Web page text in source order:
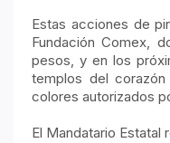
Estas acciones de
Fundación Comex,
pesos, y en los
templos del
colores autorizados
El Mandatario